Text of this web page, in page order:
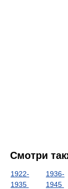
Смотри
1922-
1935
1936-
1945